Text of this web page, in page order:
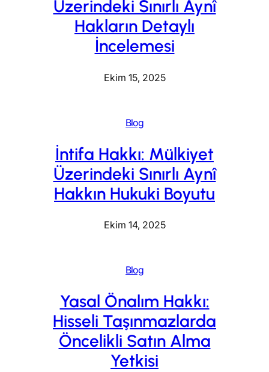
Üzerindeki Sınırlı Aynî
Hakların Detaylı
İncelemesi
Ekim 15, 2025
Blog
İntifa Hakkı: Mülkiyet
Üzerindeki Sınırlı Aynî
Hakkın Hukuki Boyutu
Ekim 14, 2025
Blog
Yasal Önalım Hakkı:
Hisseli Taşınmazlarda
Öncelikli Satın Alma
Yetkisi